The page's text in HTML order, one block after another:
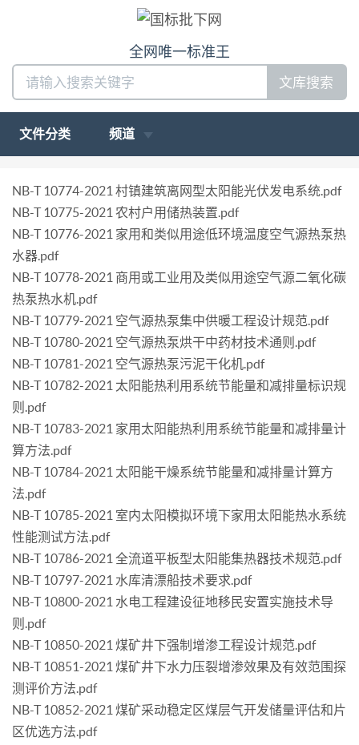
全网唯一标准王
文库搜索
文件分类 频道
NB-T 10774-2021 村镇建筑离网型太阳能光伏发电系统.pdf
NB-T 10775-2021 农村户用储热装置.pdf
NB-T 10776-2021 家用和类似用途低环境温度空气源热泵热
水器.pdf
NB-T 10778-2021 商用或工业用及类似用途空气源二氧化碳
热泵热水机.pdf
NB-T 10779-2021 空气源热泵集中供暖工程设计规范.pdf
NB-T 10780-2021 空气源热泵烘干中药材技术通则.pdf
NB-T 10781-2021 空气源热泵污泥干化机.pdf
NB-T 10782-2021 太阳能热利用系统节能量和减排量标识规
则.pdf
NB-T 10783-2021 家用太阳能热利用系统节能量和减排量计
算方法.pdf
NB-T 10784-2021 太阳能干燥系统节能量和减排量计算方
法.pdf
NB-T 10785-2021 室内太阳模拟环境下家用太阳能热水系统
性能测试方法.pdf
NB-T 10786-2021 全流道平板型太阳能集热器技术规范.pdf
NB-T 10797-2021 水库清漂船技术要求.pdf
NB-T 10800-2021 水电工程建设征地移民安置实施技术导
则.pdf
NB-T 10850-2021 煤矿井下强制增渗工程设计规范.pdf
NB-T 10851-2021 煤矿井下水力压裂增渗效果及有效范围探
测评价方法.pdf
NB-T 10852-2021 煤矿采动稳定区煤层气开发储量评估和片
区优选方法.pdf